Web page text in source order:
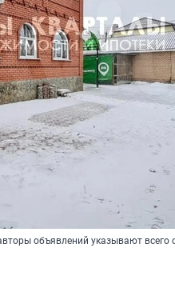
объявлений указывают всего